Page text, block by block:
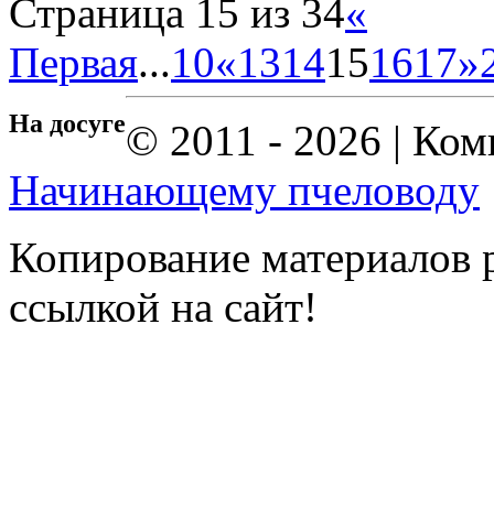
Страница 15 из 34«
Первая...10«1314151617»
На досуге© 2011 - 2026 |
Начинающему пчеловоду
Копирование материалов
ссылкой на сайт!